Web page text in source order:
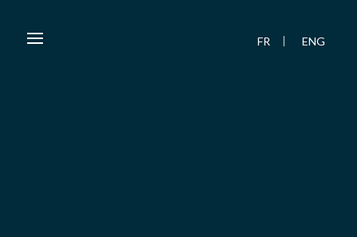
FR ENG